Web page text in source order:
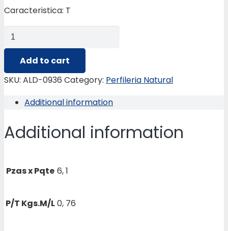
Caracteristica: T
ALD-
0936
FACHADA
CERRADA
ALETA
Add to cart
SKU: ALD-0936 Category: Perfileria Natural
Additional information
Additional information
Pzas x Pqte 6, 1
P/T Kgs.M/L0, 76